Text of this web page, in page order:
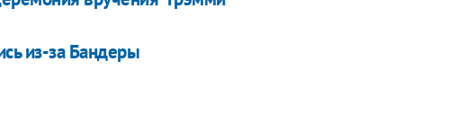
из-за Бандеры